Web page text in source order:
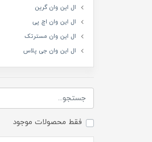
ال این وان گرین
ال این وان اچ پی
ال این وان مسترتک
ال این وان جی پلاس
فقط محصولات موجود